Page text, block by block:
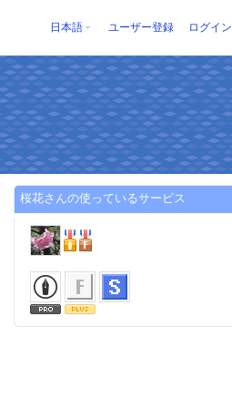
日本語 ユーザー登録 ログイン
桜花さんの使っているサービス